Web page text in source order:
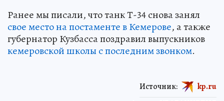
Ранее мы писали, что танк Т-34 снова занял
свое место на постаменте в Кемерове, а также
губернатор Кузбасса поздравил выпускников
кемеровской школы с последним звонком.
Источник: kp.ru